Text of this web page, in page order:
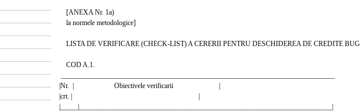
[ANEXA Nr. 1a)
la normele metodologice]
LISTA DE VERIFICARE (CHECK-LIST) A CERERII PENTRU DESCHIDEREA DE CREDITE
COD A.1.
|Nr. | Obiectivele verificarii |
|crt. | |
|_____|________________________________________________________________________|